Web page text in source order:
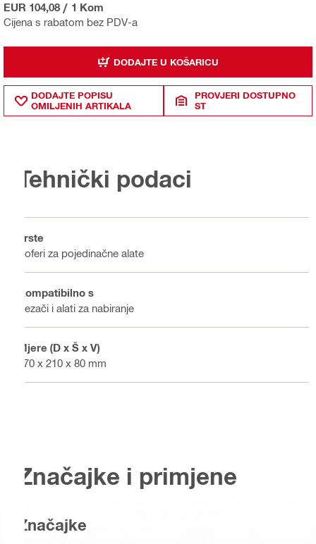
Cijena s rabatom bez PDV-a
EUR 104,08 / 1 Kom
DODAJTE U KOŠARICU
DODAJTE POPISU
OMILJENIH ARTIKALA
PROVJERI DOSTUPNO
ST
Tehnički podaci
Vrste
Koferi za pojedinačne alate
Kompatibilno s
Rezači i alati za nabiranje
Mjere (D x Š x V)
270 x 210 x 80 mm
Značajke i primjene
Značajke